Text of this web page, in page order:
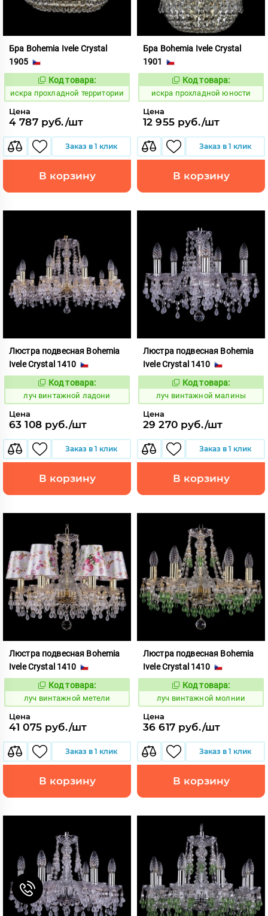
Бра Bohemia Ivele Crystal
1905
Код:
602979
Код товара:
искра прохладной территории
Цена
4 787 руб./шт
Заказ в 1 клик
В корзину
Бра Bohemia Ivele Crystal
1901
Код:
602998
Код товара:
искра прохладной юности
Цена
12 955 руб./шт
Заказ в 1 клик
В корзину
Люстра подвесная Bohemia
Ivele Crystal 1410
Код:
892542
Код товара:
луч винтажной ладони
Цена
63 108 руб./шт
Заказ в 1 клик
В корзину
Люстра подвесная Bohemia
Ivele Crystal 1410
Код:
892546
Код товара:
луч винтажной малины
Цена
29 270 руб./шт
Заказ в 1 клик
В корзину
Люстра подвесная Bohemia
Ivele Crystal 1410
Код:
892550
Код товара:
луч винтажной метели
Цена
41 075 руб./шт
Заказ в 1 клик
В корзину
Люстра подвесная Bohemia
Ivele Crystal 1410
Код:
892553
Код товара:
луч винтажной молнии
Цена
36 617 руб./шт
Заказ в 1 клик
В корзину